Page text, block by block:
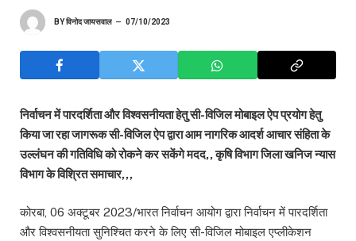
BYविनोद जायसवाल 07/10/2023
निर्वाचन में पारदर्शिता और विश्वसनीयता हेतु सी-विजिल मोबाइल ऐप प्रयोग हेतु
किया जा रहा जागरूक सी-विजिल ऐप द्वारा आम नागरिक आदर्श आचार संहिता के
उल्लंघन की गतिविधि को रोकने कर सकेंगे मदद,, कृषि विभाग जिला खनिज न्यास
विभाग के विश्रित समाचार,,,
कोरबा, 06 अक्टूबर 2023/भारत निर्वाचन आयोग द्वारा निर्वाचन में पारदर्शिता
और विश्वसनीयता सुनिश्चित करने के लिए सी-विजिल मोबाइल एप्लीकेशन